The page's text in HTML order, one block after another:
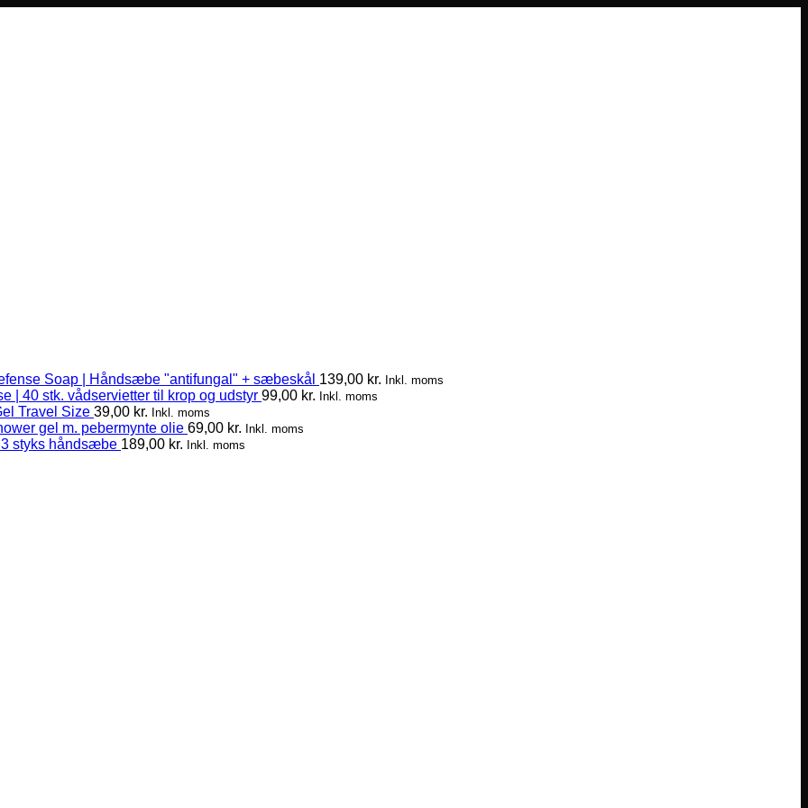
Soap | Håndsæbe "antifungal" + sæbeskål 139,00 kr. Inkl. moms
| 40 stk. vådservietter til krop og udstyr 99,00 kr. Inkl. moms
Travel Size 39,00 kr. Inkl. moms
gel m. pebermynte olie 69,00 kr. Inkl. moms
styks håndsæbe 189,00 kr. Inkl. moms